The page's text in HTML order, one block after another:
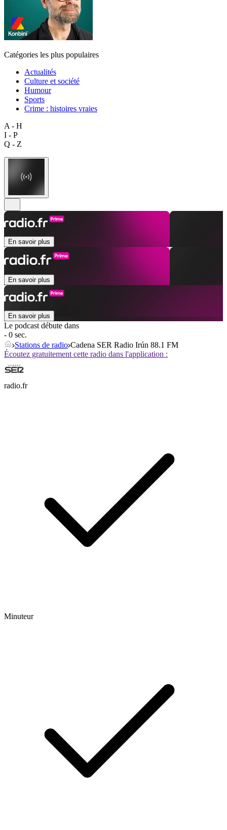
Catégories les plus populaires
Actualités
Culture et société
Humour
Sports
Crime : histoires vraies
A - H
I - P
Q - Z
En savoir plus
En savoir plus
En savoir plus
Le podcast débute dans
- 0 sec.
Stations de radio Cadena SER Radio Irún 88.1 FM
Écoutez gratuitement cette radio dans l'application :
radio.fr
Minuteur